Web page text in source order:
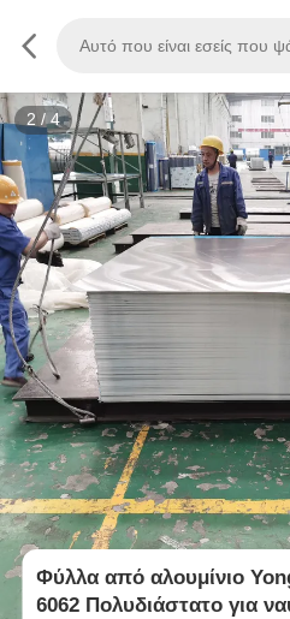
3 /4
Φύλλα από αλουμίνιο
6062 Πολυδιάστατο για